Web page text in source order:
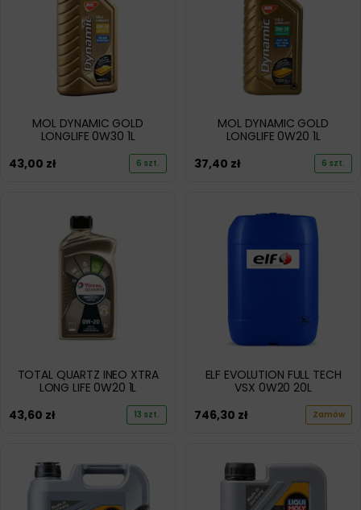
MOL DYNAMIC GOLD
LONGLIFE 0W30 1L
43,00 zł 6 szt.
MOL DYNAMIC GOLD
LONGLIFE 0W20 1L
37,40 zł 6 szt.
TOTAL QUARTZ INEO XTRA
LONG LIFE 0W20 1L
43,60 zł 13 szt.
ELF EVOLUTION FULL TECH
VSX 0W20 20L
746,30 zł Zamów